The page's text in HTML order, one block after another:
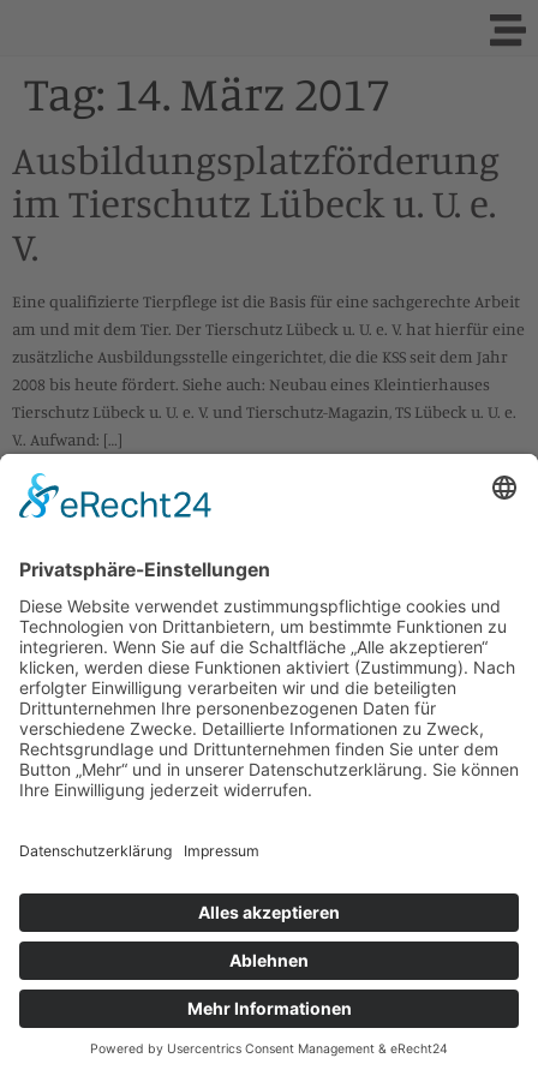
Tag: 14. März 2017
Ausbildungsplatzförderung
im Tierschutz Lübeck u. U. e.
V.
Eine qualifizierte Tierpflege ist die Basis für eine sachgerechte Arbeit
am und mit dem Tier. Der Tierschutz Lübeck u. U. e. V. hat hierfür eine
zusätzliche Ausbildungsstelle eingerichtet, die die KSS seit dem Jahr
2008 bis heute fördert. Siehe auch: Neubau eines Kleintierhauses
Tierschutz Lübeck u. U. e. V. und Tierschutz-Magazin, TS Lübeck u. U. e.
V.. Aufwand: […]
IMPRESSUM